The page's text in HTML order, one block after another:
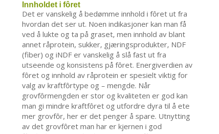
Innholdet i fôret
Det er vanskelig å bedømme innhold i fôret ut fra
hvordan det ser ut. Noen indikasjoner kan man få
ved å lukte og ta på graset, men innhold av blant
annet råprotein, sukker, gjæringsprodukter, NDF
(fiber) og iNDF er vanskelig å slå fast ut fra
utseende og konsistens på fôret. Energiverdien av
fôret og innhold av råprotein er spesielt viktig for
valg av kraftfôrtype og – mengde. Når
grovfôrmengden er stor og kvaliteten er god kan
man gi mindre kraftfôret og utfordre dyra til å ete
mer grovfôr, her er det penger å spare. Utnytting
av det grovfôret man har er kjernen i god